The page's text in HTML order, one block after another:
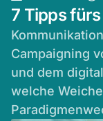
7 Tipps
Campaigning
und dem
welche